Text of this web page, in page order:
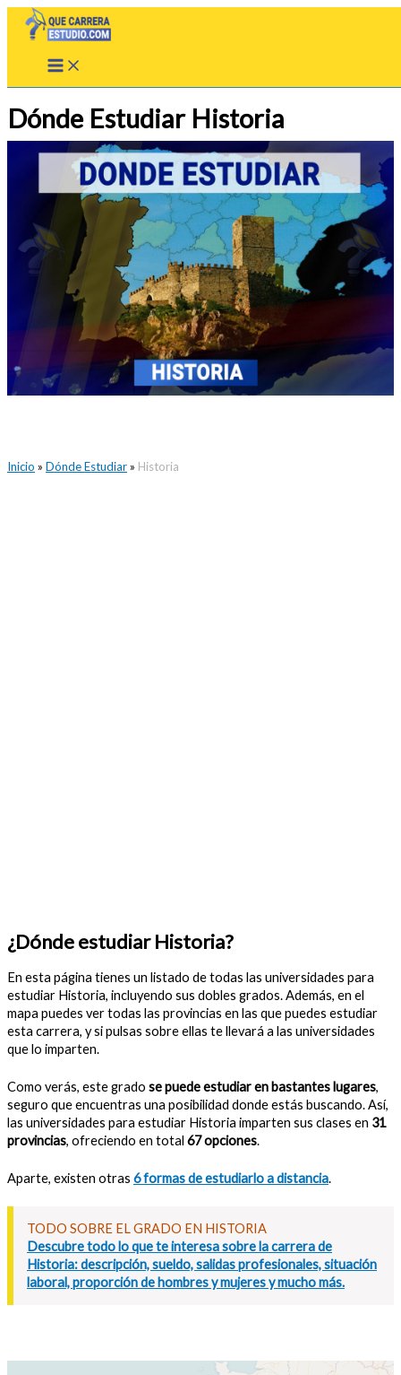
Dónde Estudiar Historia
Inicio » Dónde Estudiar » Historia
¿Dónde estudiar Historia?
En esta página tienes un listado de todas las universidades para
estudiar Historia, incluyendo sus dobles grados. Además, en el
mapa puedes ver todas las provincias en las que puedes estudiar
esta carrera, y si pulsas sobre ellas te llevará a las universidades
que lo imparten.
Como verás, este grado se puede estudiar en bastantes lugares,
seguro que encuentras una posibilidad donde estás buscando. Así,
las universidades para estudiar Historia imparten sus clases en 31
provincias, ofreciendo en total 67 opciones.
Aparte, existen otras 6 formas de estudiarlo a distancia.
TODO SOBRE EL GRADO EN HISTORIA
Descubre todo lo que te interesa sobre la carrera de
Historia: descripción, sueldo, salidas profesionales, situación
laboral, proporción de hombres y mujeres y mucho más.